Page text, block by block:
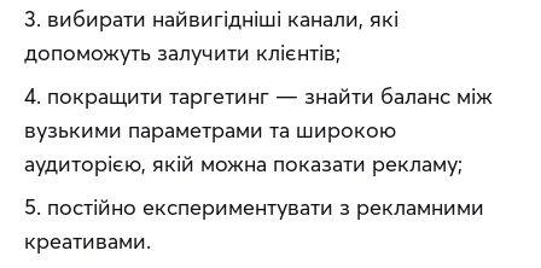
3. вибирати найвигідніші канали, які
допоможуть залучити клієнтів;
4. покращити таргетинг — знайти баланс між
вузькими параметрами та широкою
аудиторією, якій можна показати рекламу;
5. постійно експериментувати з рекламними
креативами.